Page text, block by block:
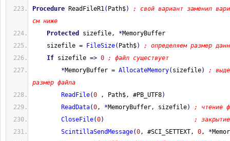
Procedure ReadFileR1( Path$)
; свой вариант заменил
см ниже
Protected
sizefile, *MemoryBuffer
sizefile = FileSize( Path$)
; определяем размер
If sizefile => 0 ; файл существует
*MemoryBuffer = AllocateMemory( sizefile)
;
размер файла
ReadFile(0 , Path$, #PB_UTF8)
ReadData(0, *MemoryBuffer, sizefile)
; чтение
CloseFile(0)
;
ScintillaSendMessage(0, #SCI_SETTEXT, 0, *